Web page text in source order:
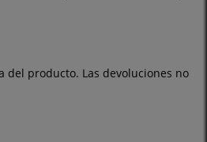
del producto. Las devoluciones no